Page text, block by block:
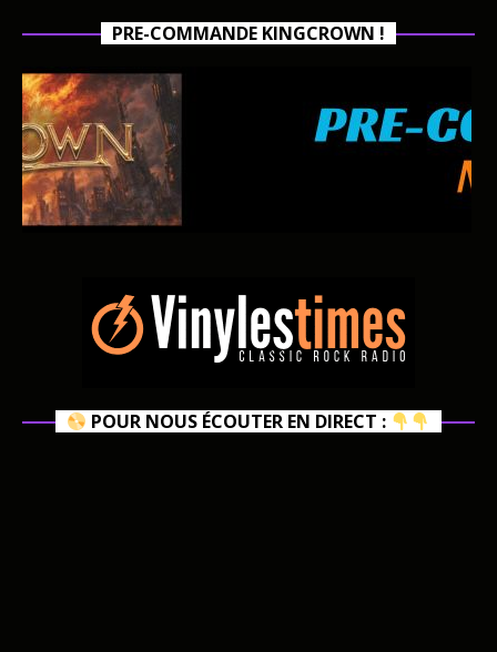
PRE-COMMANDE KINGCROWN !
POUR NOUS ÉCOUTER EN DIRECT :